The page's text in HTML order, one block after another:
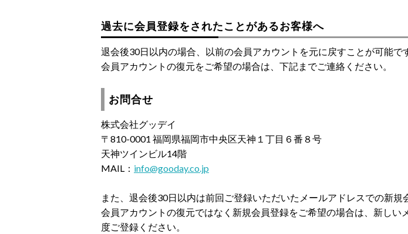
過去に会員登録をされたことがあるお客様へ
退会後30日以内の場合、以前の会員アカウントを元に戻すことが可能で
会員アカウントの復元をご希望の場合は、下記までご連絡ください。
お問合せ
株式会社グッデイ
〒810-0001 福岡県福岡市中央区天神１丁目６番８号
天神ツインビル14階
MAIL： info@gooday.co.jp
また、退会後30日以内は前回ご登録いただいたメールアドレスでの新規
会員アカウントの復元ではなく新規会員登録をご希望の場合は、新し
度ご登録ください。